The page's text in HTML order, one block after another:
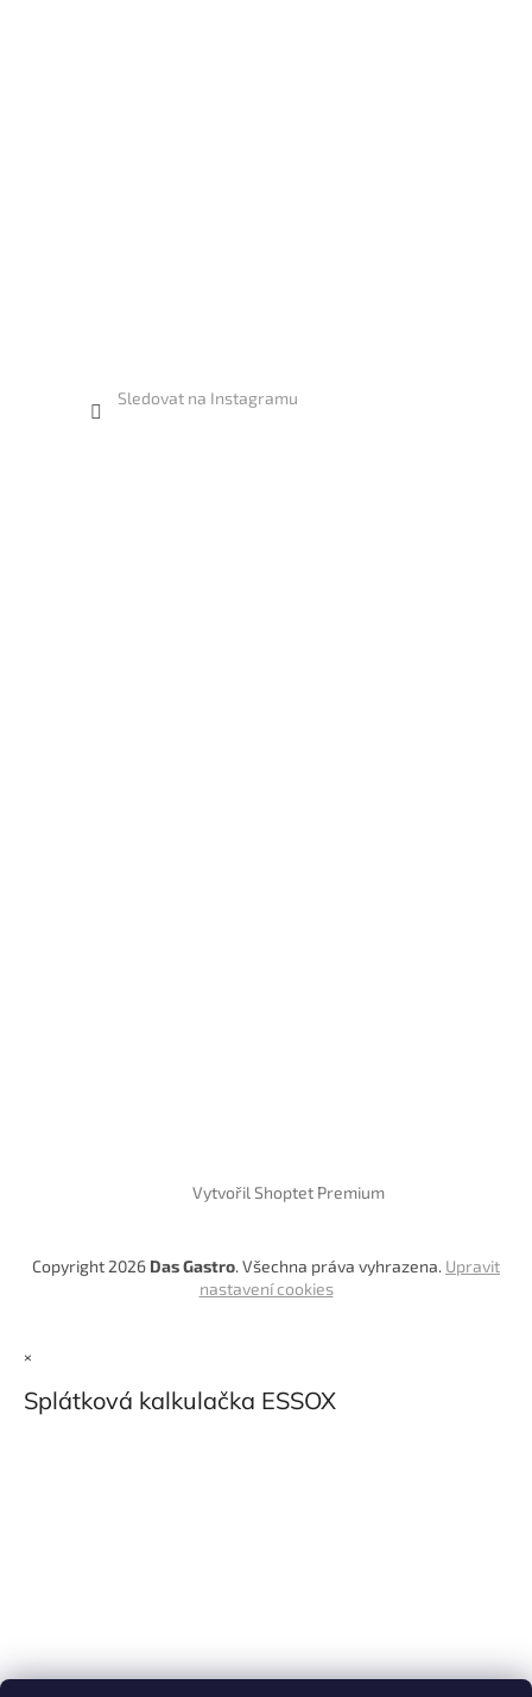
Sledovat na Instagramu
Vytvořil Shoptet Premium
Copyright 2026 Das Gastro. Všechna práva vyhrazena. Upravit
nastavení cookies
×
Splátková kalkulačka ESSOX